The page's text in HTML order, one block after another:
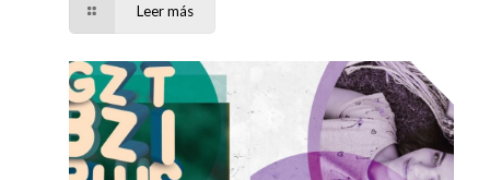
Leer más